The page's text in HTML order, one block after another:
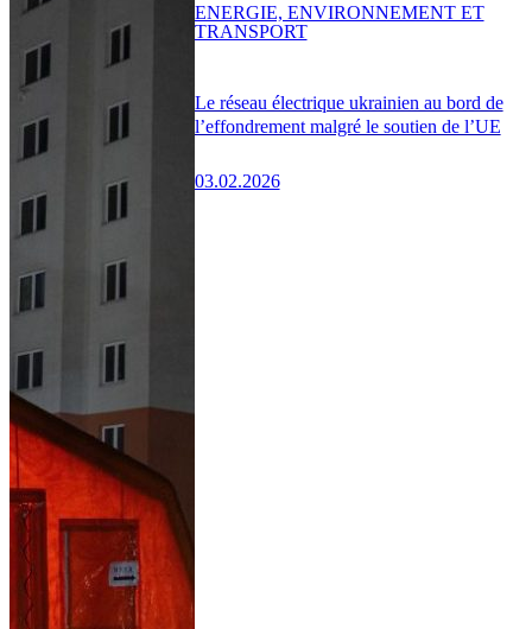
Le réseau électrique ukrainien au bord de
l’effondrement malgré le soutien de l’UE
03.02.2026
ENERGIE, ENVIRONNEMENT ET
TRANSPORT